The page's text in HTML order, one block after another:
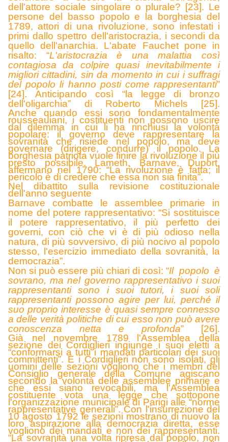
dell'attore sociale singolare o plurale? [23]. Le
persone del basso popolo e la borghesia del
1789, attori di una rivoluzione, sono infestati i
primi dallo spettro dell'aristocrazia, i secondi da
quello dell'anarchia. L'abate Fauchet pone in
risalto: “L'aristocrazia è una malattia così
contagiosa da colpire quasi inevitabilmente i
migliori cittadini, sin da momento in cui i suffragi
del popolo li hanno posti come rappresentanti”
[24].Anticipando così “la legge di bronzo
dell'oligarchia” di Roberto Michels [25].
Anche quando essi sono fondamentalmente
rousseauiani, i costituenti non possono uscire
dal dilemma in cui li ha rinchiusi la volontà
popolare: il governo deve rappresentare la
sovranità che risiede nel popolo, ma deve
governare (dirigere, condurre) il popolo. La
borghesia patriota vuole finire la rivoluzione il più
presto possibile. Lameth, Barnave, Duport,
affermano nel 1790: “La rivoluzione è fatta; il
pericolo è di credere che essa non sia finita”.
Nel dibattito sulla revisione costituzionale
dell'anno seguente
Barnave combatte le assemblee primarie in
nome del potere rappresentativo: “Si sostituisce
il potere rappresentativo, il più perfetto dei
governi, con ciò che vi è di più odioso nella
natura, di più sovversivo, di più nocivo al popolo
stesso, l'esercizio immediato della sovranità, la
democrazia”.
Non si può essere più chiari di così: “Il popolo è
sovrano, ma nel governo rappresentativo i suoi
rappresentanti sono i suoi tutori, i suoi soli
rappresentanti possono agire per lui, perché il
suo proprio interesse è quasi sempre connesso
a delle verità politiche di cui esso non può avere
conoscenza netta e profonda”
[26].
Già nel novembre 1789 l'Assemblea della
sezione dei Cordiglieri ingiunge i suoi eletti a
“conformarsi a tutti i mandati particolari dei suoi
committenti”. E i Cordiglieri non sono isolati, gli
uomini delle sezioni vogliono che i membri del
Consiglio generale della Comune agiscano
secondo la volontà delle assemblee primarie e
che essi siano revocabili, ma l'Assemblea
costituente vota una legge che sottopone
l'organizzazione municipale di Parigi alle “norme
rappresentative generali”. Con l'insurrezione del
10 agosto 1792 le sezioni mostrano di nuovo la
loro aspirazione alla democrazia diretta, esse
vogliono dei mandati e non dei rappresentanti.
“La sovranità una volta ripresa dal popolo, non